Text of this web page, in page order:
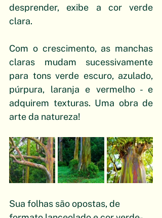
desprender, exibe a cor verde
clara.
Com o crescimento, as manchas
claras mudam sucessivamente
para tons verde escuro, azulado,
púrpura, laranja e vermelho - e
adquirem texturas. Uma obra de
arte da natureza!
Sua folhas são opostas, de